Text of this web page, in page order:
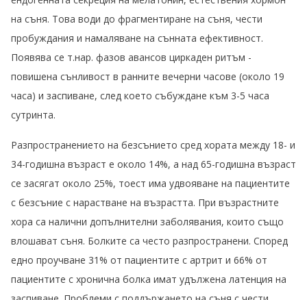
на съня. Това води до фрагментиране на съня, чести
пробуждания и намаляване на сънната ефективност.
Появява се т.нар. фазов авансов циркаден ритъм -
повишена сънливост в ранните вечерни часове (около 19
часа) и заспиване, след което събуждане към 3-5 часа
сутринта.
Разпространението на безсънието сред хората между 18- и
34-годишна възраст е около 14%, а над 65-годишна възраст
се засягат около 25%, тоест има удвояване на пациентите
с безсъние с нарастване на възрастта. При възрастните
хора са налични допълнителни заболявания, които също
влошават съня. Болките са често разпространени. Според
едно проучване 31% от пациентите с артрит и 66% от
пациентите с хронична болка имат удължена латенция на